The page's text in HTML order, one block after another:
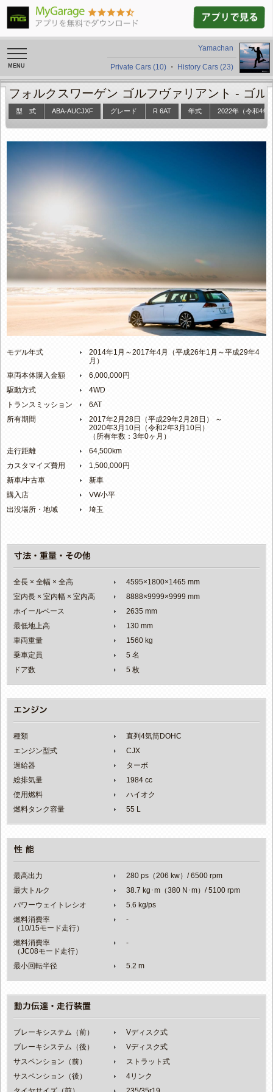
toggle
navigation
Yamachan
Private Cars (10) ・ History Cars (23)
フォルクスワーゲン ゴルフヴァリアント - ゴル
型 式 ABA-AUCJXF グレード R 6AT 年式 2022年（令和4年
モデル年式
2014年1月～2017年4月（平成26年1月～平成29年4
月）
車両本体購入金額
6,000,000円
駆動方式
4WD
トランスミッション
6AT
所有期間
2017年2月28日（平成29年2月28日） ～
2020年3月10日（令和2年3月10日）
（所有年数：3年0ヶ月）
走行距離
64,500km
カスタマイズ費用
1,500,000円
新車/中古車
新車
購入店
VW小平
出没場所・地域
埼玉
全長 × 全幅 × 全高
4595×1800×1465 mm
室内長 × 室内幅 × 室内高
8888×9999×9999 mm
ホイールベース
2635 mm
最低地上高
130 mm
車両重量
1560 kg
乗車定員
5 名
ドア数
5 枚
最高出力
280 ps（206 kw）/ 6500 rpm
最大トルク
38.7 kg･m（380 N･m）/ 5100 rpm
パワーウェイトレシオ
5.6 kg/ps
燃料消費率
（10/15モード走行）
-
燃料消費率
（JC08モード走行）
-
最小回転半径 5.2 m
種類
直列4気筒DOHC
エンジン型式
CJX
過給器
ターボ
総排気量
1984 cc
使用燃料
ハイオク
燃料タンク容量
55 L
ブレーキシステム（前）
Vディスク式
ブレーキシステム（後）
Vディスク式
サスペンション（前）
ストラット式
サスペンション（後）
4リンク